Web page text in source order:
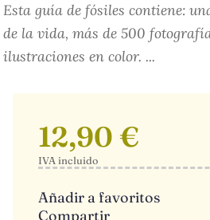
Esta guía de fósiles contiene:
de la vida, más de 500
ilustraciones en color. ...
12,90 €
IVA incluido
Añadir a favoritos
Compartir